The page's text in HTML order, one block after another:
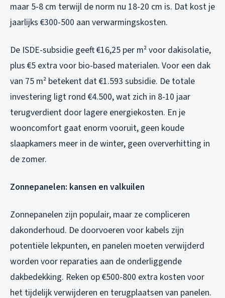
maar 5-8 cm terwijl de norm nu 18-20 cm is. Dat kost je
jaarlijks €300-500 aan verwarmingskosten.
De ISDE-subsidie geeft €16,25 per m² voor dakisolatie,
plus €5 extra voor bio-based materialen. Voor een dak
van 75 m² betekent dat €1.593 subsidie. De totale
investering ligt rond €4.500, wat zich in 8-10 jaar
terugverdient door lagere energiekosten. En je
wooncomfort gaat enorm vooruit, geen koude
slaapkamers meer in de winter, geen oververhitting in
de zomer.
Zonnepanelen: kansen en valkuilen
Zonnepanelen zijn populair, maar ze compliceren
dakonderhoud. De doorvoeren voor kabels zijn
potentiële lekpunten, en panelen moeten verwijderd
worden voor reparaties aan de onderliggende
dakbedekking. Reken op €500-800 extra kosten voor
het tijdelijk verwijderen en terugplaatsen van panelen.